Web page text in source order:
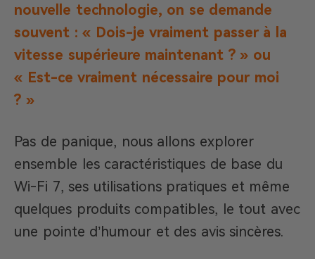
nouvelle technologie, on se demande
souvent : « Dois-je vraiment passer à la
vitesse supérieure maintenant ? » ou
« Est-ce vraiment nécessaire pour moi
? »
Pas de panique, nous allons explorer
ensemble les caractéristiques de base du
Wi-Fi 7, ses utilisations pratiques et même
quelques produits compatibles, le tout avec
une pointe d’humour et des avis sincères.